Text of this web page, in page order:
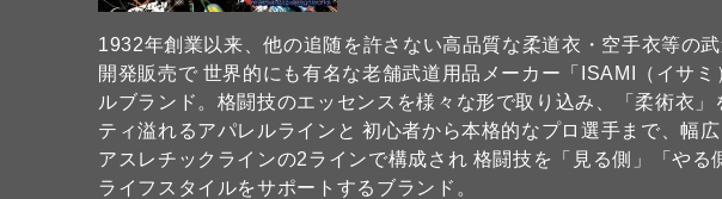
1932年創業以来、他の追随を許さない高品質な柔道衣・空手衣等の
開発販売で 世界的にも有名な老舗武道用品メーカー「ISAMI（イサ
ルブランド。格闘技のエッセンスを様々な形で取り込み、「柔術衣
ティ溢れるアパレルラインと 初心者から本格的なプロ選手まで、幅
アスレチックラインの2ラインで構成され 格闘技を「見る側」「やる
ライフスタイルをサポートするブランド。